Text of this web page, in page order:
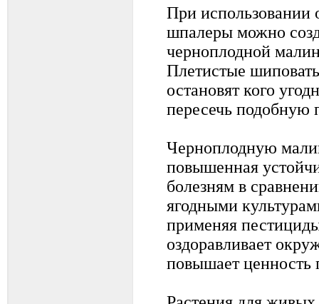
При использовании
шпалеры можно
черноплодной
Плетистые
остановят кого
пересечь подобную
Черноплодную
повышенная
болезням в
ягодными
применяя
оздоравливает
повышает ценность